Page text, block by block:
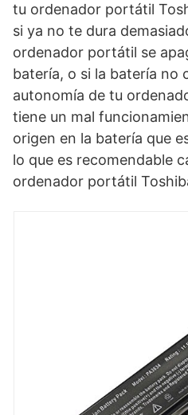
tu ordenador portátil
si ya no te dura
ordenador portátil se
batería, o si la batería no
autonomía de tu
tiene un mal
origen en la batería que
lo que es recomendable
ordenador portátil